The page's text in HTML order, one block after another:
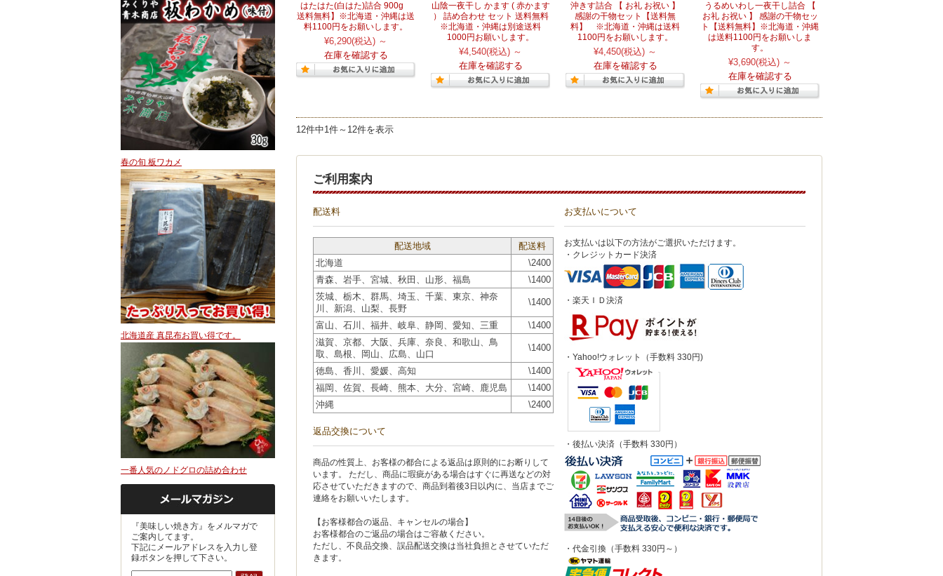
はたはた(白はた)詰合 900g
送料無料】※北海道・沖縄は送
料1100円をお願いします。
¥6,290(税込) ～
在庫を確認する
山陰一夜干し かます ( 赤かます
） 詰め合わせ セット 送料無料
※北海道・沖縄は別途送料
1000円お願いします。
¥4,540(税込) ～
在庫を確認する
沖きす詰合 【 お礼 お祝い 】
感謝の干物セット【送料無
料】 ※北海道・沖縄は送料
1100円をお願いします。
¥4,450(税込) ～
在庫を確認する
うるめいわし一夜干し詰合 【
お礼 お祝い 】 感謝の干物セッ
ト【送料無料】※北海道・沖縄
は送料1100円をお願いしま
す。
¥3,690(税込) ～
在庫を確認する
12件中1件～12件を表示
ご利用案内
配送料
配送地域
配送料
北海道
\2400
青森、岩手、宮城、秋田、山形、福島
\1400
茨城、栃木、群馬、埼玉、千葉、東京、神奈
川、新潟、山梨、長野
\1400
富山、石川、福井、岐阜、静岡、愛知、三重
\1400
滋賀、京都、大阪、兵庫、奈良、和歌山、鳥
取、島根、岡山、広島、山口
\1400
徳島、香川、愛媛、高知
\1400
福岡、佐賀、長崎、熊本、大分、宮崎、鹿児島
\1400
沖縄
\2400
返品交換について
商品の性質上、お客様の都合による返品は原則的にお断りして
います。 ただし、商品に瑕疵がある場合はすぐに再送などの対
応させていただきますので、商品到着後3日以内に、当店までご
連絡をお願いいたします。
【お客様都合の返品、キャンセルの場合】
お客様都合のご返品の場合はご容赦ください。
ただし、不良品交換、誤品配送交換は当社負担とさせていただ
きます。
お支払いについて
お支払いは以下の方法がご選択いただけます。
・クレジットカード決済
・楽天ＩＤ決済
・Yahoo!ウォレット（手数料 330円)
・後払い決済（手数料 330円）
・代金引換（手数料 330円～）
春の旬 板ワカメ
北海道産 真昆布お買い得です。
一番人気のノドグロの詰め合わせ
『美味しい焼き方』をメルマガで
ご案内してます。
下記にメールアドレスを入力し登
録ボタンを押して下さい。